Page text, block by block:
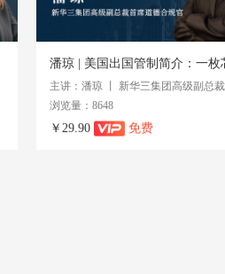
浏览量：8648
￥29.90 免费